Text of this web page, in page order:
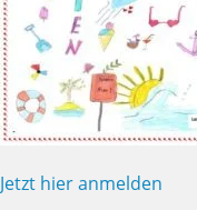
Jetzt hier anmelden